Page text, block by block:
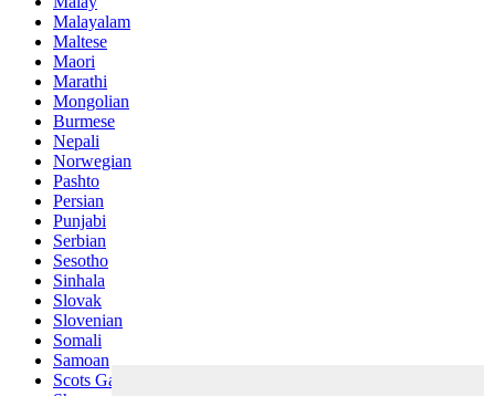
Malayalam
Maltese
Maori
Marathi
Mongolian
Burmese
Nepali
Norwegian
Pashto
Persian
Punjabi
Serbian
Sesotho
Sinhala
Slovak
Slovenian
Somali
Samoan
Scots Gaelic